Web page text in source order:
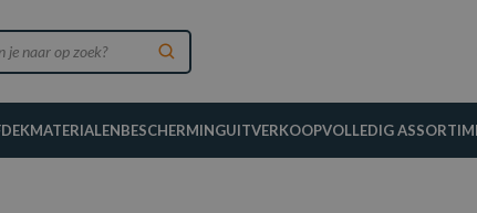
BESCHERMINGUITVERKOOPVOLLEDIG